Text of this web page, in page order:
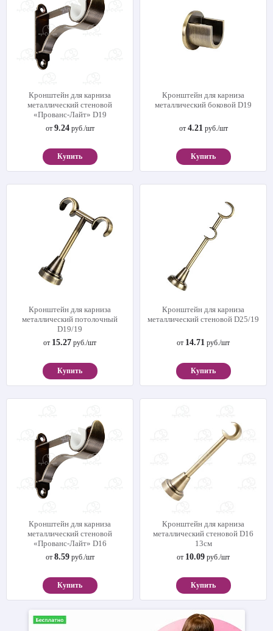
Кронштейн для карниза
металлический стеновой
«Прованс-Лайт» D19
от 9.24руб./шт
Купить
Кронштейн для карниза
металлический боковой D19
от 4.21 руб./шт
Купить
Кронштейн для карниза
металлический потолочный
D19/19
от 15.27 руб./шт
Купить
Кронштейн для карниза
металлический стеновой D25/19
от 14.71 руб./шт
Купить
Кронштейн для карниза
металлический стеновой
«Прованс-Лайт» D16
от 8.59руб./шт
Купить
Кронштейн для карниза
металлический стеновой D16
13см
от 10.09 руб./шт
Купить